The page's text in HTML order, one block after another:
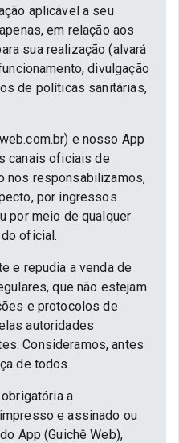
aplicável a seu
em relação aos
sua realização (alvará
divulgação
de políticas sanitárias,
e nosso App
canais oficiais de
nos responsabilizamos,
por ingressos
por meio de qualquer
oficial.
e repudia a venda de
que não estejam
e protocolos de
autoridades
Consideramos, antes
de todos.
a
e assinado ou
App (Guichê Web),